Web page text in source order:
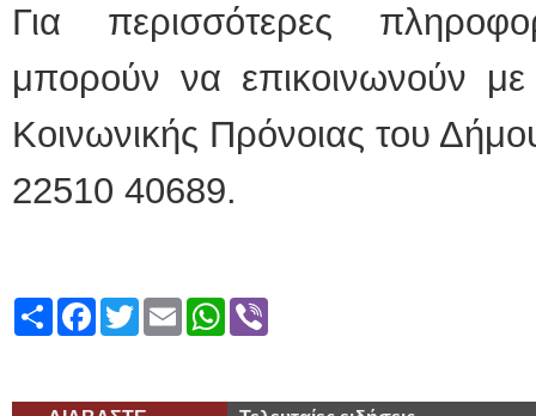
Για περισσότερες
μπορούν να επικοινωνούν
Κοινωνικής Πρόνοιας του
22510 40689.
ShareFacebook
TwitterEmailWhatsApp